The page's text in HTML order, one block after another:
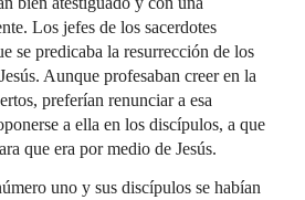
Los jefes de los sacerdotes
se predicaba la resurrección de los
Aunque profesaban creer en la
preferían renunciar a esa
a ella en los discípulos, a que
que era por medio de Jesús.
uno y sus discípulos se habían